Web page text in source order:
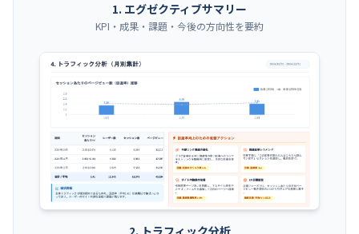
1. エグゼクティブサマリー
KPI・成果・課題・今後の方向性を要約
2. トラフィック分析